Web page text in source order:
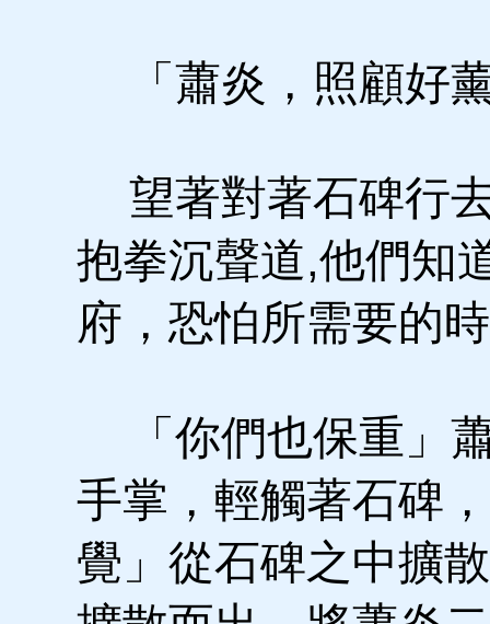
「蕭炎，照顧好
望著對著石碑行
抱拳沉聲道,他們知
府，恐怕所需要的
「你們也保重」
手掌，輕觸著石碑
覺」從石碑之中擴